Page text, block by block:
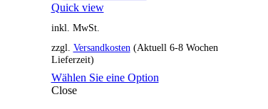
Quick view
inkl. MwSt.
zzgl. Versandkosten (Aktuell 6-8 Wochen
Lieferzeit)
Wählen Sie eine Option
Close